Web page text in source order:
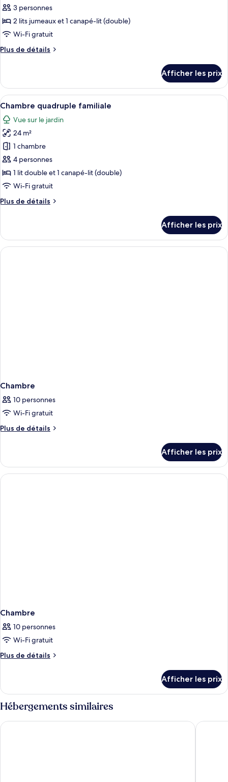
ce
type
de
chambre :
Chambre
adultes
et
1
enfant)
3 personnes
2 lits jumeaux et 1 canapé-lit (double)
Wi-Fi gratuit
Plus de détails
Plus
Chambre
Triple
(2
et
enfant)
Afficher les prix
Afficher
toutes
les
photos
pour
ce
type
de
chambre :
Chambre
Une chambre d’hôtel avec deux
6
Chambre quadruple familiale
Vue sur le jardin
24 m²
1 chambre
4 personnes
1 lit double et 1 canapé-lit (double)
Wi-Fi gratuit
Plus de détails
Plus
Chambre
quadruple
familiale
Afficher les prix
Chambre
10 personnes
Wi-Fi gratuit
Plus de détails
Plus
Chambre
Afficher les prix
Chambre
10 personnes
Wi-Fi gratuit
Plus de détails
Plus
Chambre
Afficher les prix
Hébergements similaires
PortAventura Hotel Caribe - Includes unlimited access toHotel